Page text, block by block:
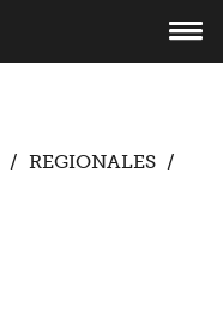
/ REGIONALES /